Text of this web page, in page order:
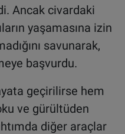
Ancak civardaki
yaşamasına izin
savunarak,
başvurdu.
geçirilirse hem
ve gürültüden
diğer araçlar